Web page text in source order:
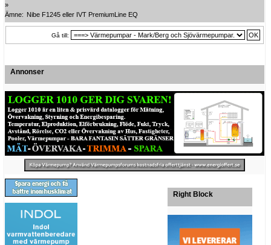
»
Ämne: Nibe F1245 eller IVT PremiumLine EQ
Gå till:
Annonser
Right Block